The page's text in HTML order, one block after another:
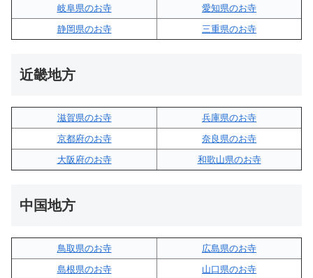
岐阜県のお寺
愛知県のお寺
静岡県のお寺
三重県のお寺
近畿地方
滋賀県のお寺
兵庫県のお寺
京都府のお寺
奈良県のお寺
大阪府のお寺
和歌山県のお寺
中国地方
鳥取県のお寺
広島県のお寺
島根県のお寺
山口県のお寺